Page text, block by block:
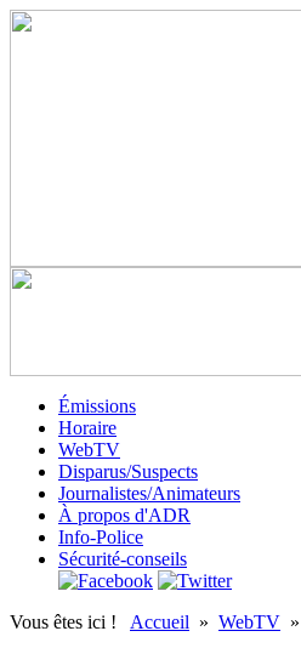
Émissions
Horaire
WebTV
Disparus/Suspects
Journalistes/Animateurs
À propos d'ADR
Info-Police
Sécurité-conseils
Vous êtes ici ! Accueil » WebTV »